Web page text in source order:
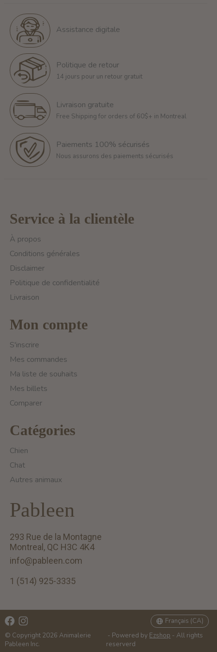
Assistance digitale
Politique de retour
14 jours pour un retour gratuit
Livraison gratuite
Free Shipping for orders of 60$+ in Montreal
Paiements 100% sécurisés
Nous assurons des paiements sécurisés
Service à la clientèle
À propos
Conditions générales
Disclaimer
Politique de confidentialité
Livraison
Mon compte
S'inscrire
Mes commandes
Ma liste de souhaits
Mes billets
Comparer
Catégories
Chien
Chat
Autres animaux
Pableen
293 Rue de la Montagne
Montreal, QC H3C 4K4
info@pableen.com
1 (514) 925-3335
© Copyright 2026 Animalerie
Pableen Inc.
- Powered by Ezshop - All rights
reserverd
Français (CA)